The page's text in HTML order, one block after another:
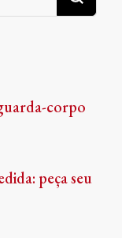
corpo
peça seu